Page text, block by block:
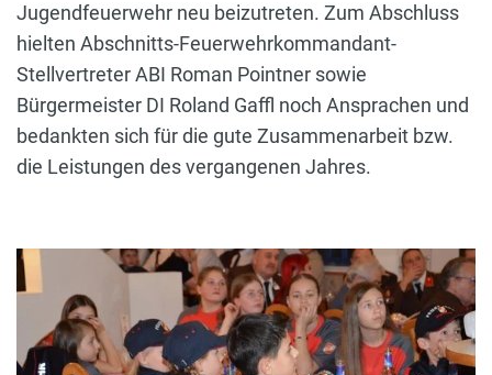
Jugendfeuerwehr neu beizutreten. Zum Abschluss
hielten Abschnitts-Feuerwehrkommandant-
Stellvertreter ABI Roman Pointner sowie
Bürgermeister DI Roland Gaffl noch Ansprachen und
bedankten sich für die gute Zusammenarbeit bzw.
die Leistungen des vergangenen Jahres.